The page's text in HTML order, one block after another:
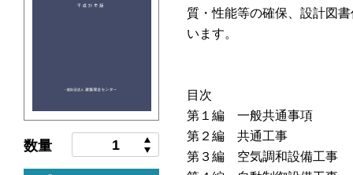
数量
質・性能等の確保、設計図
います。
目次
第１編 一般共通事項
第２編 共通工事
第３編 空気調和設備工事